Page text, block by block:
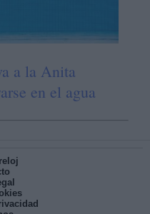
a la Anita
en el agua